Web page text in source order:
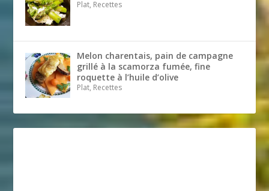
Plat, Recettes
Melon charentais, pain de campagne
grillé à la scamorza fumée, fine
roquette à l’huile d’olive
Plat, Recettes